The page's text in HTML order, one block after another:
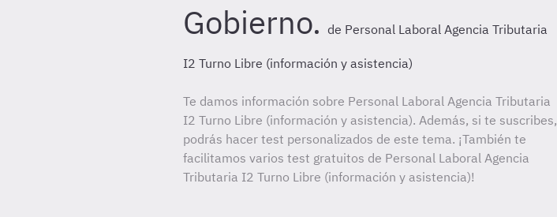
Gobierno. de Personal Laboral Agencia Tributaria
I2 Turno Libre (información y asistencia)
Te damos información sobre Personal Laboral Agencia Tributaria
I2 Turno Libre (información y asistencia). Además, si te suscribes,
podrás hacer test personalizados de este tema. ¡También te
facilitamos varios test gratuitos de Personal Laboral Agencia
Tributaria I2 Turno Libre (información y asistencia)!